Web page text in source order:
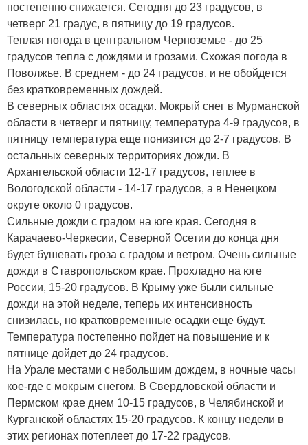
постепенно снижается. Сегодня до 23 градусов, в
четверг 21 градус, в пятницу до 19 градусов.
Теплая погода в центральном Черноземье - до 25
градусов тепла с дождями и грозами. Схожая погода в
Поволжье. В среднем - до 24 градусов, и не обойдется
без кратковременных дождей.
В северных областях осадки. Мокрый снег в Мурманской
области в четверг и пятницу, температура 4-9 градусов, в
пятницу температура еще понизится до 2-7 градусов. В
остальных северных территориях дожди. В
Архангельской области 12-17 градусов, теплее в
Вологодской области - 14-17 градусов, а в Ненецком
округе около 0 градусов.
Сильные дожди с градом на юге края. Сегодня в
Карачаево-Черкесии, Северной Осетии до конца дня
будет бушевать гроза с градом и ветром. Очень сильные
дожди в Ставропольском крае. Прохладно на юге
России, 15-20 градусов. В Крыму уже были сильные
дожди на этой неделе, теперь их интенсивность
снизилась, но кратковременные осадки еще будут.
Температура постепенно пойдет на повышение и к
пятнице дойдет до 24 градусов.
На Урале местами с небольшим дождем, в ночные часы
кое-где с мокрым снегом. В Свердловской области и
Пермском крае днем 10-15 градусов, в Челябинской и
Курганской областях 15-20 градусов. К концу недели в
этих регионах потеплеет до 17-22 градусов.